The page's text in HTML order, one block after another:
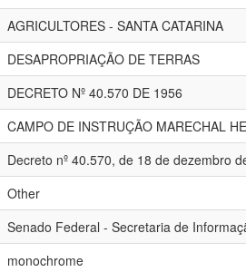
AGRICULTORES - SANTA CATARINA
DESAPROPRIAÇÃO DE TERRAS
DECRETO Nº 40.570 DE 1956
CAMPO DE INSTRUÇÃO MARECHAL
Decreto nº 40.570, de 18 de dezembro
Other
Senado Federal - Secretaria de
monochrome